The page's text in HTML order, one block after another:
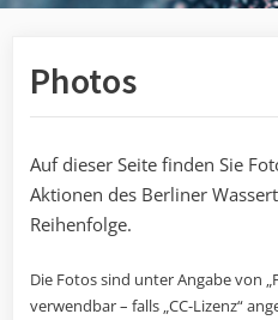
Photos
Auf dieser Seite finden Sie
Aktionen des Berliner
Reihenfolge.
Die Fotos sind unter Angabe von
verwendbar – falls „CC-Lizenz“